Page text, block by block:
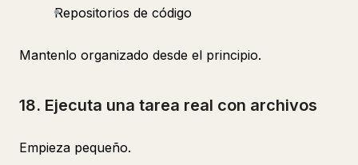
Repositorios de código
Mantenlo organizado desde el principio.
18. Ejecuta una tarea real con archivos
Empieza pequeño.